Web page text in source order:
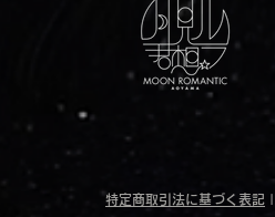
特定商取引法に基づく表記